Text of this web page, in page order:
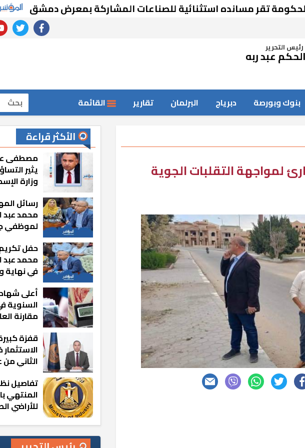
تقر مسانده استثنائية للصناعات المشاركة بمعرض دمشق
facebook
twitter
رئيس التحريرعبد ربه
بنوك وبورصة دبرياج البرلمان تقارير القائمة بحث
لمواجهة التقلبات الجوية
الأكثر قراءة
مصطفى
يثير
وزارة
المناصب؟
رسائل
محمد
لموظفي
مشيت
رجعت
حفل
محمد
في نهاية
أعلى
السنوية
مقارنة
قفزة
الاستثمار
الثاني من عام
تفاصيل
المنتهي
للأراضي